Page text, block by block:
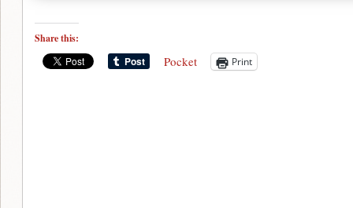
Share this:
Pocket Print